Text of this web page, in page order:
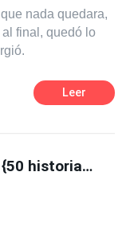
nada quedara,
final, quedó lo
Leer
Noches de Pecado {50 historias de placer}